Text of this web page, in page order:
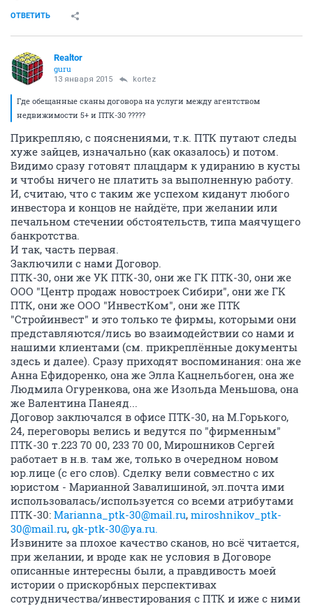
ОТВЕТИТЬ
Realtor
guru
13 января 2015 kortez
Где обещанные сканы договора на услуги между агентством
недвижимости 5+ и ПТК-30 ?????
Прикрепляю, с пояснениями, т.к. ПТК путают следы
хуже зайцев, изначально (как оказалось) и потом.
Видимо сразу готовят плацдарм к удиранию в кусты
и чтобы ничего не платить за выполненную работу.
И, считаю, что с таким же успехом киданут любого
инвестора и концов не найдёте, при желании или
печальном стечении обстоятельств, типа маячущего
банкротства.
И так, часть первая.
Заключили с нами Договор.
ПТК-30, они же УК ПТК-30, они же ГК ПТК-30, они же
ООО "Центр продаж новостроек Сибири", они же ГК
ПТК, они же ООО "ИнвестКом", они же ПТК
"Стройинвест" и это только те фирмы, которыми они
представляются/лись во взаимодействии со нами и
нашими клиентами (см. прикреплённые документы
здесь и далее). Сразу приходят воспоминания: она же
Анна Ефидоренко, она же Элла Кацнельбоген, она же
Людмила Огуренкова, она же Изольда Меньшова, она
же Валентина Панеяд...
Договор заключался в офисе ПТК-30, на М.Горького,
24, переговоры велись и ведутся по "фирменным"
ПТК-30 т.223 70 00, 233 70 00, Мирошников Сергей
работает в н.в. там же, только в очередном новом
юр.лице (с его слов). Сделку вели совместно с их
юристом - Марианной Завалишиной, эл.почта ими
использовалась/используется со всеми атрибутами
ПТК-30: Marianna_ptk-30@mail.ru, miroshnikov_ptk-
30@mail.ru, gk-ptk-30@ya.ru.
Извините за плохое качество сканов, но всё читается,
при желании, и вроде как не условия в Договоре
описанные интересны были, а правдивость моей
истории о прискорбных перспективах
сотрудничества/инвестирования с ПТК и иже с ними